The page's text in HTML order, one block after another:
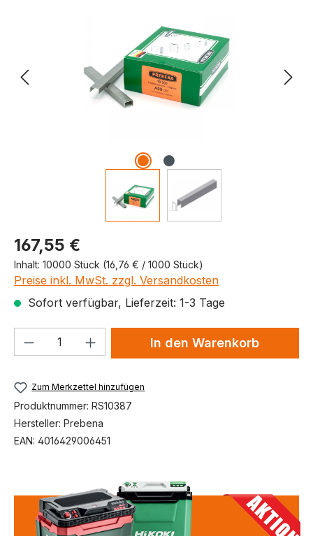
Produktpreis
167,55 €
Inhalt: 10000 Stück (16,76 € / 1000 Stück)
Preise inkl. MwSt. zzgl. Versandkosten
Sofort verfügbar, Lieferzeit: 1-3 Tage
Produkt Anzahl: Gib denIn den Warenkorb
Zum Merkzettel hinzufügen
Produktnummer: RS10387
Hersteller: Prebena
EAN: 4016429006451